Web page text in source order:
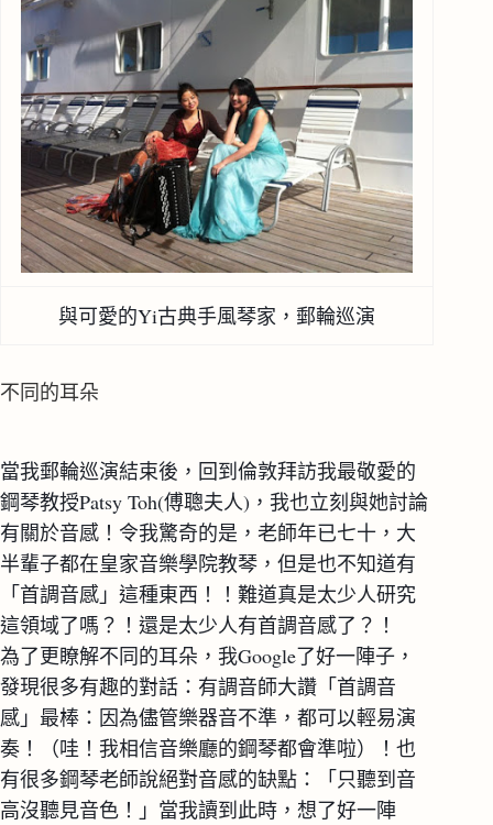
與可愛的Yi古典手風琴家，郵輪巡演
不同的耳朵
當我郵輪巡演結束後，回到倫敦拜訪我最敬愛的
鋼琴教授Patsy Toh(傅聰夫人)，我也立刻與她討論
有關於音感！令我驚奇的是，老師年已七十，大
半輩子都在皇家音樂學院教琴，但是也不知道有
「首調音感」這種東西！！難道真是太少人研究
這領域了嗎？！還是太少人有首調音感了？！
為了更瞭解不同的耳朵，我Google了好一陣子，
發現很多有趣的對話：有調音師大讚「首調音
感」最棒：因為儘管樂器音不準，都可以輕易演
奏！（哇！我相信音樂廳的鋼琴都會準啦）！也
有很多鋼琴老師說絕對音感的缺點：「只聽到音
高沒聽見音色！」當我讀到此時，想了好一陣